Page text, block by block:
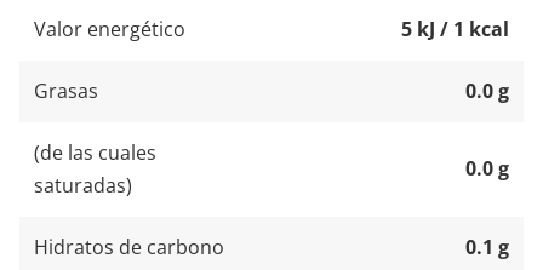
Valor energético 5 kJ / 1 kcal
Grasas 0.0 g
(de las cuales
saturadas)
0.0 g
Hidratos de carbono 0.1 g